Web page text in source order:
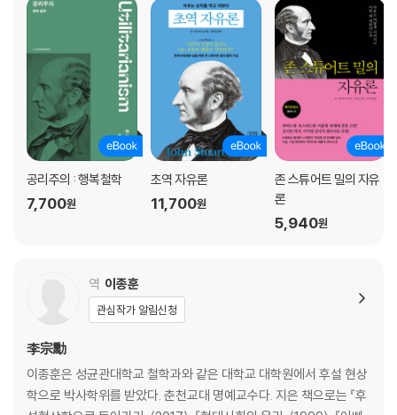
공리주의 : 행복철학
7,700원
초역 자유론
11,700원
존 스튜어트 밀의 자유
론
5,940원
역 이종훈
관심작가 알림신청
李宗勳
이종훈은 성균관대학교 철학과와 같은 대학교 대학원에서 후설 현상
학으로 박사학위를 받았다. 춘천교대 명예교수다. 지은 책으로는 『후